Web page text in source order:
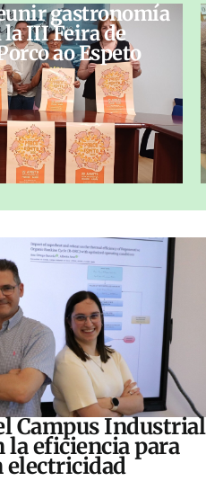
gastronomía
III Feira de
ao Espeto
Campus Industrial
la eficiencia para
electricidad